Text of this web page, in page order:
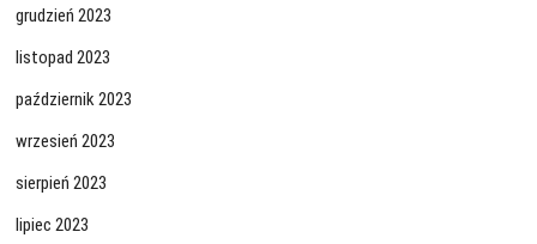
grudzień 2023
listopad 2023
październik 2023
wrzesień 2023
sierpień 2023
lipiec 2023